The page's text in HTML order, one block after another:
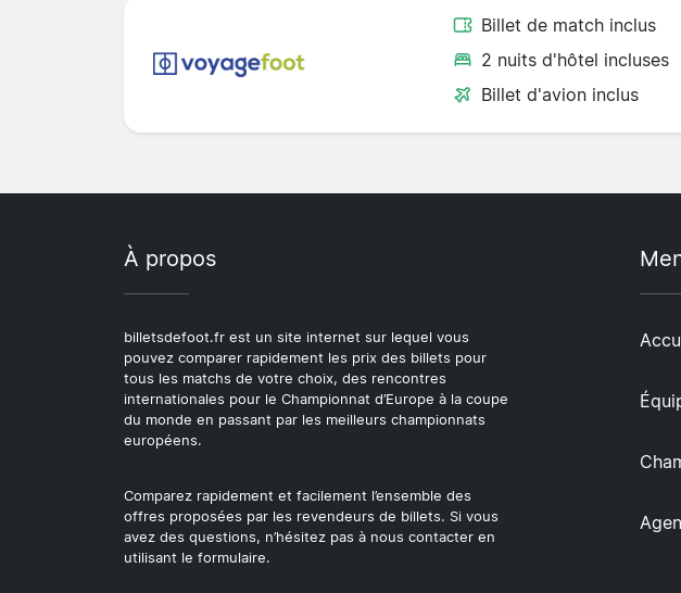
Billet de match inclus
2 nuits d'hôtel incluses
Billet d'avion inclus
À propos
billetsdefoot.fr est un site internet sur lequel vous
pouvez comparer rapidement les prix des billets pour
tous les matchs de votre choix, des rencontres
internationales pour le Championnat d’Europe à la coupe
du monde en passant par les meilleurs championnats
européens.
Comparez rapidement et facilement l’ensemble des
offres proposées par les revendeurs de billets. Si vous
avez des questions, n’hésitez pas à nous contacter en
utilisant le formulaire.